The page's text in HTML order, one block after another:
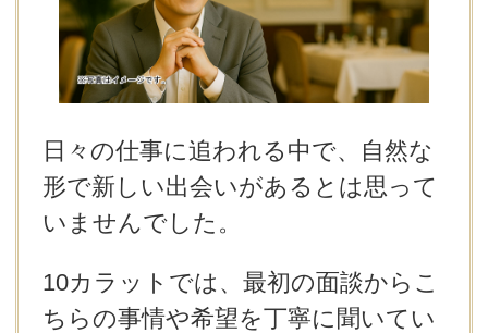
日々の仕事に追われる中で、自然な
形で新しい出会いがあるとは思って
いませんでした。
10カラットでは、最初の面談からこ
ちらの事情や希望を丁寧に聞いてい